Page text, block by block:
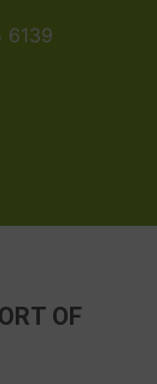
6139
OF